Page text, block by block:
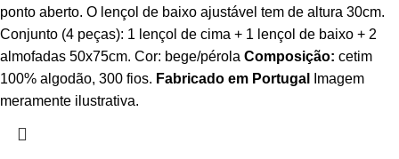
ponto aberto. O lençol de baixo ajustável tem de altura 30cm.
Conjunto (4 peças): 1 lençol de cima + 1 lençol de baixo + 2
almofadas 50x75cm. Cor: bege/pérola Composição: cetim
100% algodão, 300 fios. Fabricado em Portugal
Imagem
meramente ilustrativa.